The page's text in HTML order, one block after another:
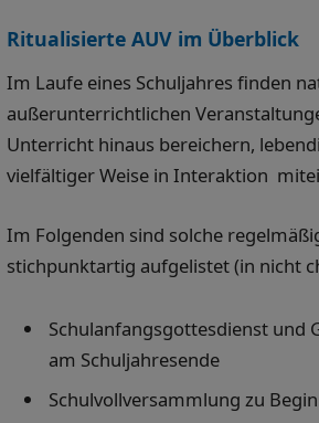
Ritualisierte AUV im Überblick
Im Laufe eines Schuljahres finden
außerunterrichtlichen
Unterricht hinaus bereichern,
vielfältiger Weise in Interaktion
Im Folgenden sind solche
stichpunktartig aufgelistet (in nicht
Schulanfangsgottesdienst und
am Schuljahresende
Schulvollversammlung zu